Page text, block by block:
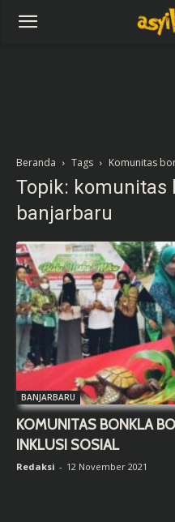
Beranda Tags Komunitas
Topik: komunitas
banjarbaru
BANJARBARU
KOMUNITAS BONKLA
INKLUSI SOSIAL
Redaksi - 12 November 2021